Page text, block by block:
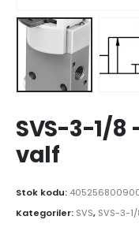
SVS-3-1/8
valf
Stok kodu:
Kategoriler: SVS, SVS-3-1/